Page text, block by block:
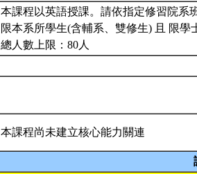
本課程以英語授課。請依指定修習院系
限本系所學生(含輔系、雙修生) 且 限學
總人數上限：80人
本課程尚未建立核心能力關連